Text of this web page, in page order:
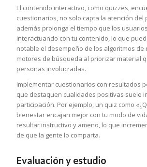
El contenido interactivo, como quizzes,
cuestionarios, no solo capta la atención del
además prolonga el tiempo que los
interactuando con tu contenido, lo que
notable el desempeño de los algoritmos de
motores de búsqueda al priorizar material
personas involucradas.
Implementar cuestionarios con resultados
que destaquen cualidades positivas suele
participación. Por ejemplo, un quiz como
bienestar encajan mejor con tu modo de
resultar instructivo y ameno, lo que
de que la gente lo comparta.
Evaluación y estudio